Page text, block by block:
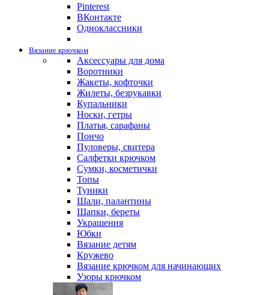
Pinterest
ВКонтакте
Одноклассники
Вязание крючком
Аксессуары для дома
Воротники
Жакеты, кофточки
Жилеты, безрукавки
Купальники
Носки, гетры
Платья, сарафаны
Пончо
Пуловеры, свитера
Салфетки крючком
Сумки, косметички
Топы
Туники
Шали, палантины
Шапки, береты
Украшения
Юбки
Вязание детям
Кружево
Вязание крючком для начинающих
Узоры крючком